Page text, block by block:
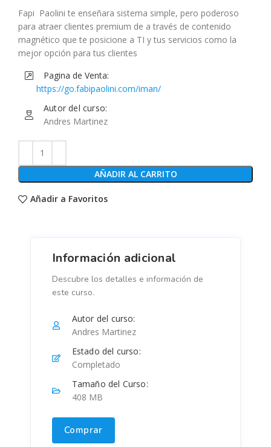
Fapi Paolini te enseñara sistema simple, pero poderoso
para atraer clientes premium de a través de contenido
magnético que te posicione a TI y tus servicios como la
mejor opción para tus clientes
Pagina de Venta:
https://go.fabipaolini.com/iman/
Autor del curso:
Andres Martinez
AÑADIR AL CARRITO
Añadir a Favoritos
Información adicional
Descubre los detalles e información de
este curso.
Autor del curso:
Andres Martinez
Estado del curso:
Completado
Tamaño del Curso:
408 MB
Comprar